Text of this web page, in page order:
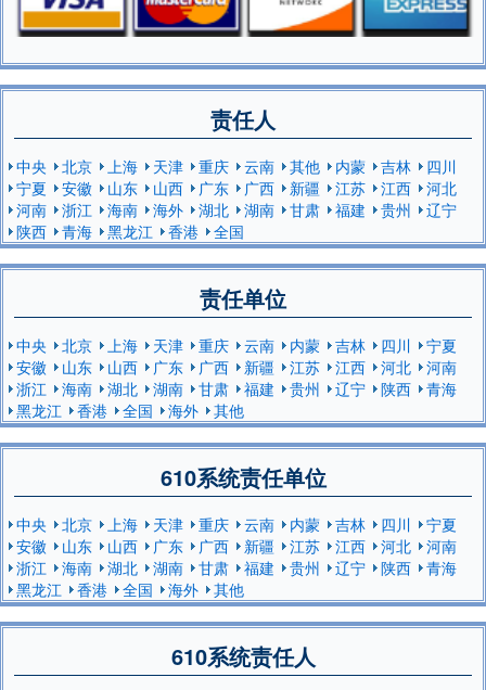
责任人
中央 北京 上海 天津 重庆 云南 其他 内蒙 吉林
四川
宁夏
安徽 山东 山西 广东 广西 新疆 江苏 江西
河北
河南
浙江 海南 海外 湖北 湖南 甘肃 福建 贵州
辽宁
陕西
青海 黑龙江 香港 全国
责任单位
中央 北京 上海 天津 重庆 云南 内蒙 吉林 四川
宁夏
安徽
山东 山西 广东 广西 新疆 江苏 江西 河北
河南
浙江
海南 湖北 湖南 甘肃 福建 贵州 辽宁 陕西
青海
黑龙江
香港 全国 海外 其他
610系统责任单位
中央 北京 上海 天津 重庆 云南 内蒙 吉林 四川
宁夏
安徽
山东 山西 广东 广西 新疆 江苏 江西 河北
河南
浙江
海南 湖北 湖南 甘肃 福建 贵州 辽宁 陕西
青海
黑龙江
香港 全国 海外 其他
610系统责任人